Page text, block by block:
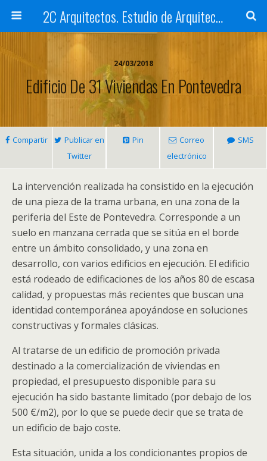
2C Arquitectos. Estudio de Arquitectura en Santiago de Compostela
24/03/2018
Edificio De 31 Viviendas En Pontevedra
Compartir
Publicar en
Twitter
Pin
Correo
electrónico
SMS
La intervención realizada ha consistido en la ejecución
de una pieza de la trama urbana, en una zona de la
periferia del Este de Pontevedra. Corresponde a un
suelo en manzana cerrada que se sitúa en el borde
entre un ámbito consolidado, y una zona en
desarrollo, con varios edificios en ejecución. El edificio
está rodeado de edificaciones de los años 80 de escasa
calidad, y propuestas más recientes que buscan una
identidad contemporánea apoyándose en soluciones
constructivas y formales clásicas.
Al tratarse de un edificio de promoción privada
destinado a la comercialización de viviendas en
propiedad, el presupuesto disponible para su
ejecución ha sido bastante limitado (por debajo de los
500 €/m2), por lo que se puede decir que se trata de
un edificio de bajo coste.
Esta situación, unida a los condicionantes propios de